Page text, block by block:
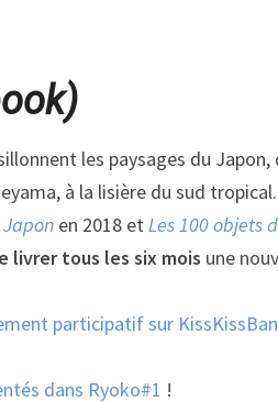
les paysages du Japon,
, à la lisière du sud tropical.
Japon en 2018 etLes 100 objets
livrer tous les six mois une
participatif sur
dans Ryoko#1 !